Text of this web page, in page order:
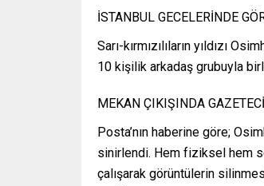
İSTANBUL GECELERİNDE
Sarı-kırmızılıların yıldızı
10 kişilik arkadaş grubuyla
MEKAN ÇIKIŞINDA
Posta’nın haberine göre;
sinirlendi. Hem fiziksel hem
çalışarak görüntülerin